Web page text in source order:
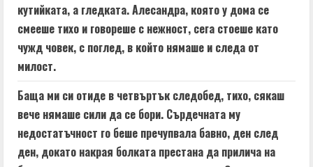
кутийката, а гледката. Алесандра, която у дома се
смееше тихо и говореше с нежност, сега стоеше като
чужд човек, с поглед, в който нямаше и следа от
милост.
Баща ми си отиде в четвъртък следобед, тихо, сякаш
вече нямаше сили да се бори. Сърдечната му
недостатъчност го беше пречупвала бавно, ден след
ден, докато накрая болката престана да прилича на